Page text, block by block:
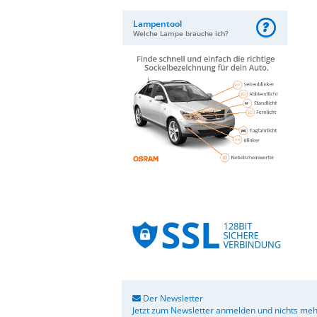
Lampentool
Welche Lampe brauche ich?
Der Newsletter
Jetzt zum Newsletter anmelden und nichts